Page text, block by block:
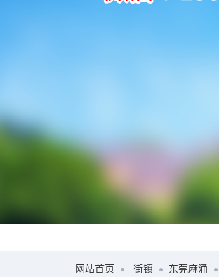
网站首页 街镇 东莞麻涌